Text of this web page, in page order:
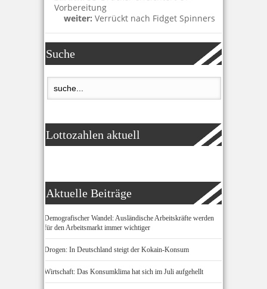
Vorbereitung
weiter: Verrückt nach Fidget Spinners
Suche
Lottozahlen aktuell
Aktuelle Beiträge
Demografischer Wandel: Ausländische Arbeitskräfte werden
für den Arbeitsmarkt immer wichtiger
Drogen: In Deutschland steigt der Kokain-Konsum
Wirtschaft: Das Konsumklima hat sich im Juli aufgehellt